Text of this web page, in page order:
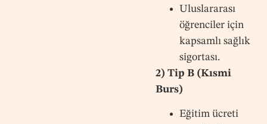
Uluslararası
öğrenciler için
kapsamlı sağlık
sigortası.
2) Tip B (Kısmi
Burs)
Eğitim ücreti